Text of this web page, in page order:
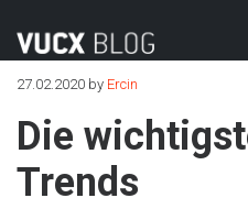
27.02.2020 by Ercin
Die
Trends